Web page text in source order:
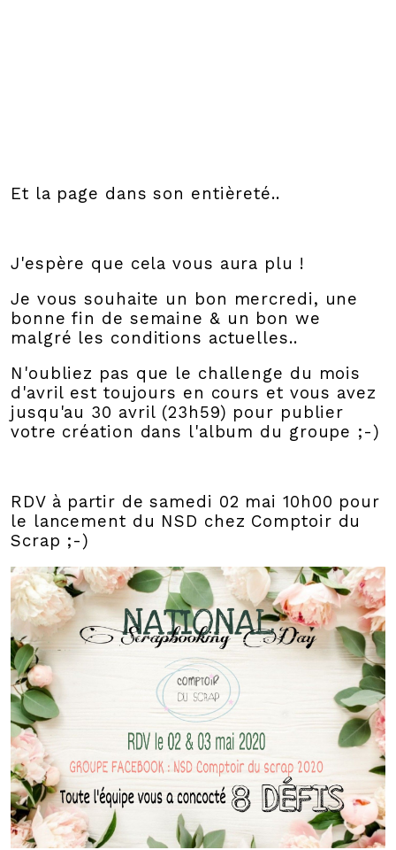
Et la page dans son entièreté..
J'espère que cela vous aura plu !
Je vous souhaite un bon mercredi, une
bonne fin de semaine & un bon we
malgré les conditions actuelles..
N'oubliez pas que le challenge du mois
d'avril est toujours en cours et vous avez
jusqu'au 30 avril (23h59) pour publier
votre création dans l'album du groupe ;-)
RDV à partir de samedi 02 mai 10h00 pour
le lancement du NSD chez Comptoir du
Scrap ;-)